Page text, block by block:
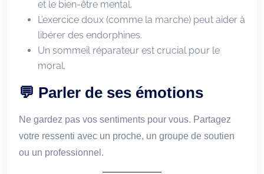
et le bien-être mental.
L’exercice doux (comme la marche) peut aider à
libérer des endorphines.
Un sommeil réparateur est crucial pour le
moral.
💬 Parler de ses émotions
Ne gardez pas vos sentiments pour vous. Partagez
votre ressenti avec un proche, un groupe de soutien
ou un professionnel.